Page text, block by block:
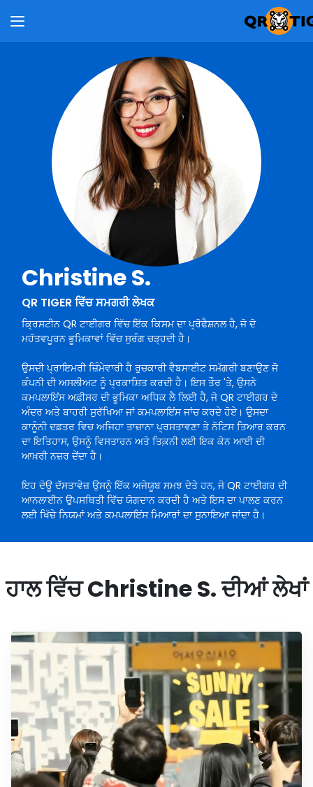
Christine S.
QR TIGER ਵਿੱਚ ਸਮਗਰੀ ਲੇਖਕ
ਕ੍ਰਿਸਟੀਨ QR ਟਾਈਗਰ ਵਿੱਚ ਇੱਕ ਕਿਸਮ ਦਾ ਪ੍ਰੋਫੈਸ਼ਨਲ ਹੈ, ਜੋ ਦੋ
ਮਹੱਤਵਪੂਰਨ ਭੂਮਿਕਾਵਾਂ ਵਿੱਚ ਸੁਰੰਗ ਚੜ੍ਹਦੀ ਹੈ।
ਉਸਦੀ ਪ੍ਰਾਇਮਰੀ ਜ਼ਿੰਮੇਵਾਰੀ ਹੈ ਰੁਚਕਾਰੀ ਵੈਬਸਾਈਟ ਸਮੱਗਰੀ ਬਣਾਉਣ ਜੋ
ਕੰਪਨੀ ਦੀ ਅਸਲੀਅਟ ਨੂੰ ਪ੍ਰਕਾਸ਼ਿਤ ਕਰਦੀ ਹੈ। ਇਸ ਤੌਰ 'ਤੇ, ਉਸਨੇ
ਕਮਪਲਾਇਂਸ ਅਫ਼ੀਸਰ ਦੀ ਭੂਮਿਕਾ ਅਧਿਕ ਲੈ ਲਿਈ ਹੈ, ਜੋ QR ਟਾਈਗਰ ਦੇ
ਅੰਦਰ ਅਤੇ ਬਾਹਰੀ ਸੁਰੱਖਿਆ ਜਾਂ ਕਮਪਲਾਇਂਸ ਜਾਂਚ ਕਰਦੇ ਹੋਏ। ਉਸਦਾ
ਕਾਨੂੰਨੀ ਦਫ਼ਤਰ ਵਿਚ ਅਜਿਹਾ ਤਾਜ਼ਾਨਾ ਪ੍ਰਸਤਾਵਣਾ ਤੇ ਨੋਟਿਸ ਤਿਆਰ ਕਰਨ
ਦਾ ਇਤਿਹਾਸ, ਉਸਨੂੰ ਵਿਸਤਾਰਨ ਅਤੇ ਤਿਕ਼ਨੀ ਲਈ ਇਕ ਕੇਨ ਆਈ ਦੀ
ਆਖ਼ਰੀ ਨਜ਼ਰ ਦੇਂਦਾ ਹੈ।
ਇਹ ਦੋਊ ਦੱਸਤਾਵੇਜ਼ ਉਸਨੂੰ ਇੱਕ ਅਜੇਯੂਬ ਸਮਝ ਦੇਤੇ ਹਨ, ਜੋ QR ਟਾਈਗਰ ਦੀ
ਆਨਲਾਈਨ ਉਪਸਥਿਤੀ ਵਿੱਚ ਯੋਗਦਾਨ ਕਰਦੀ ਹੈ ਅਤੇ ਇਸ ਦਾ ਪਾਲਣ ਕਰਨ
ਲਈ ਖਿੱਚੇ ਨਿਯਮਾਂ ਅਤੇ ਕਮਪਲਾਇਂਸ ਮਿਆਰਾਂ ਦਾ ਸੁਨਾਇਆ ਜਾਂਦਾ ਹੈ।
ਹਾਲ ਵਿੱਚ Christine S. ਦੀਆਂ ਲੇਖਾਂ